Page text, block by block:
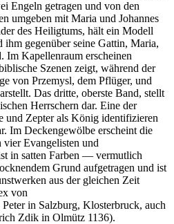
Engeln getragen und von den
umgeben mit Maria und Johannes
des Heiligtums, hält ein Modell
gegenüber seine Gattin, Maria,
Im Kapellenraum erscheinen
Szenen zeigt, während der
von Przemysl, dem Pflüger, und
Das dritte, oberste Band, stellt
Herrschern dar. Eine der
und Zepter als König identifizieren
Im Deckengewölbe erscheint die
vier Evangelisten und
in satten Farben — vermutlich
Grund aufgetragen und ist
aus der gleichen Zeit
von
in Salzburg, Klosterbruck, auch
Zdik in Olmütz 1136).